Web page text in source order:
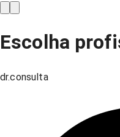
Escolha
dr.consulta